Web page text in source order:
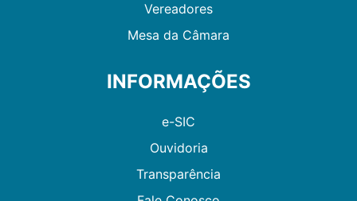
Vereadores
Mesa da Câmara
INFORMAÇÕES
e-SIC
Ouvidoria
Transparência